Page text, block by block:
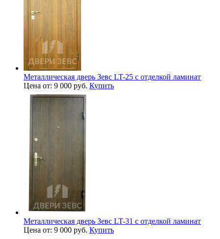
Металлическая дверь Зевс LT-25 с отделкой ламинат
Цена от: 9 000 руб. Купить
Металлическая дверь Зевс LT-31 с отделкой ламинат
Цена от: 9 000 руб. Купить